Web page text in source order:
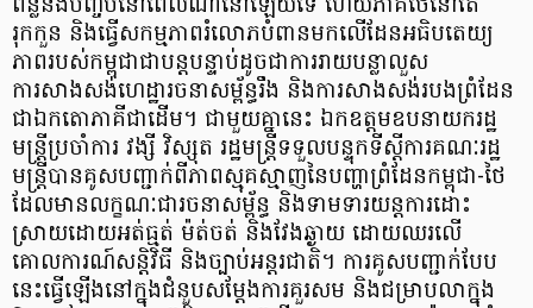
រុកកួន និងធ្វើសកម្មភាពរំលោភបំពានមកលើដែនអធិបតេយ្យ
ភាពរបស់កម្ពុជាជាបន្តបន្ទាប់ដូចជាការរាយបន្លាលួស
ការសាងសង់ហេដ្ឋារចនាសម្ព័ន្ធរឹង និងការសាងសង់របងព្រំដែន
ជាឯកតោភាគីជាដើម។ ជាមួយគ្នានេះ ឯកឧត្តមឧបនាយករដ្ឋ
មន្ត្រីប្រចាំការ វង្សី វិស្សុត រដ្ឋមន្ត្រីទទួលបន្ទុកទីស្តីការគណៈរដ្ឋ
មន្ត្រីបានគូសបញ្ជាក់ពីភាពស្មុគស្មាញនៃបញ្ហាព្រំដែនកម្ពុជា-ថៃ
ដែលមានលក្ខណៈជារចនាសម្ព័ន្ធ និងទាមទារយន្តការដោះ
ស្រាយដោយអត់ធ្មត់ ម៉ត់ចត់ និងវែងឆ្ងាយ ដោយឈរលើ
គោលការណ៍សន្តិវិធី និងច្បាប់អន្តរជាតិ។ ការគូសបញ្ជាក់បែប
នេះធ្វើឡើងនៅក្នុងជំនួបសម្តែងការគួរសម និងជម្រាបលាក្នុង